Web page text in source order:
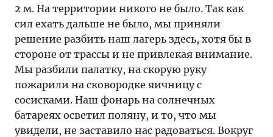
2 м. На территории никого не было. Так как
сил ехать дальше не было, мы приняли
решение разбить наш лагерь здесь, хотя бы в
стороне от трассы и не привлекая внимание.
Мы разбили палатку, на скорую руку
пожарили на сковородке яичницу с
сосисками. Наш фонарь на солнечных
батареях осветил поляну, и то, что мы
увидели, не заставило нас радоваться. Вокруг